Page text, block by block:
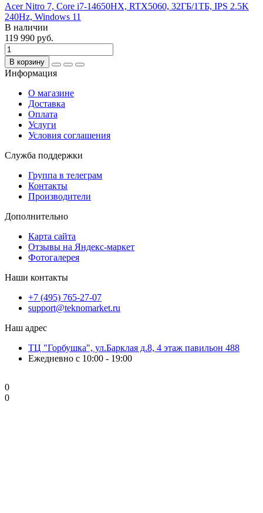
Acer Nitro 7, Core i7-14650HX, RTX5060, 32ГБ/1ТБ, IPS 2.5K
240Hz, Windows 11
В наличии
119 990 руб.
В корзину
Информация
О магазине
Доставка
Оплата
Услуги
Условия соглашения
Служба поддержки
Группа в телеграм
Контакты
Производители
Дополнительно
Карта сайта
Отзывы на Яндекс-маркет
Фотогалерея
Наши контакты
+7 (495) 765-27-07
support@teknomarket.ru
Наш адрес
ТЦ "Горбушка", ул.Барклая д.8, 4 этаж павильон 488
Ежедневно с 10:00 - 19:00
0
0